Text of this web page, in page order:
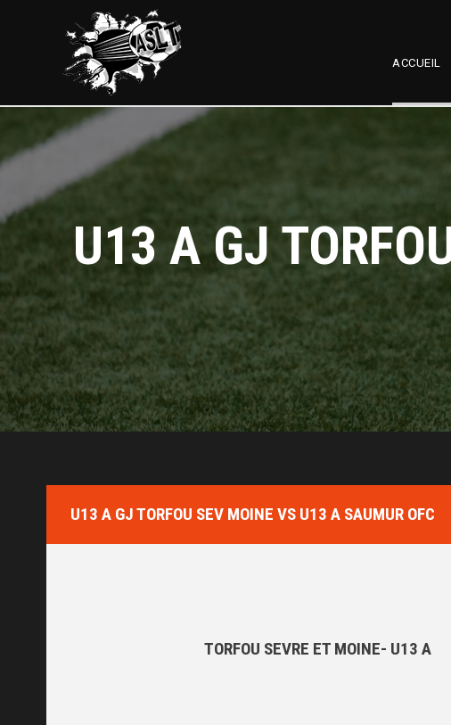
ACCUEIL
U13 A GJ
U13 A GJ TORFOU SEV MOINE VS U13 A SAUMUR OFC
TORFOU SEVRE ET MOINE- U13 A